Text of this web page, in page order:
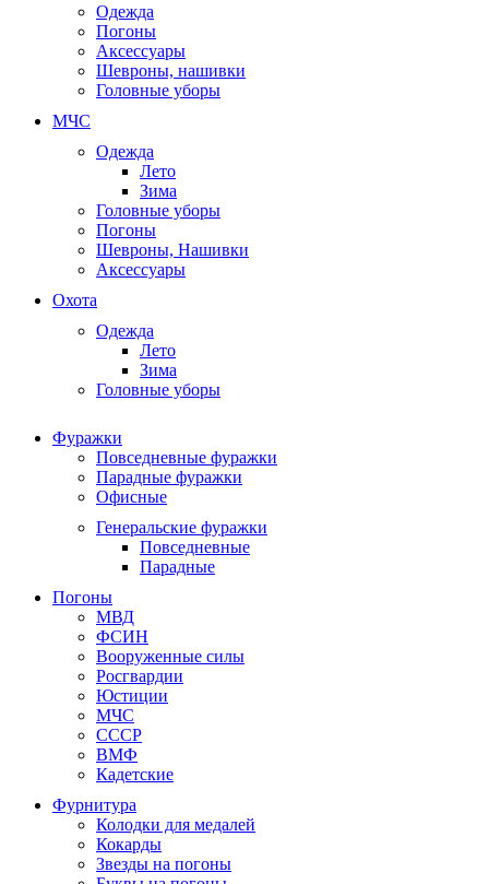
Одежда
Погоны
Аксессуары
Шевроны, нашивки
Головные уборы
МЧС
Одежда
Лето
Зима
Головные уборы
Погоны
Шевроны, Нашивки
Аксессуары
Охота
Одежда
Лето
Зима
Головные уборы
Фуражки
Повседневные фуражки
Парадные фуражки
Офисные
Генеральские фуражки
Повседневные
Парадные
Погоны
МВД
ФСИН
Вооруженные силы
Росгвардии
Юстиции
МЧС
СССР
ВМФ
Кадетские
Фурнитура
Колодки для медалей
Кокарды
Звезды на погоны